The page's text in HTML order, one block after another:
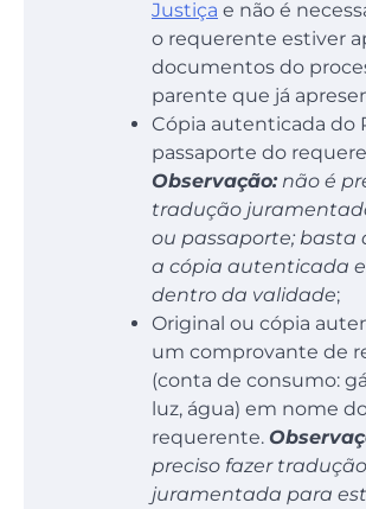
Justiça e não é
o requerente estiver
documentos do
parente que já
Cópia autenticada do
passaporte do
Observação:não é
tradução
ou passaporte; basta
a cópia autenticada
dentro da validade;
Original ou cópia
um comprovante de
(conta de consumo:
luz, água) em nome
requerente.
preciso fazer tradução
juramentada para